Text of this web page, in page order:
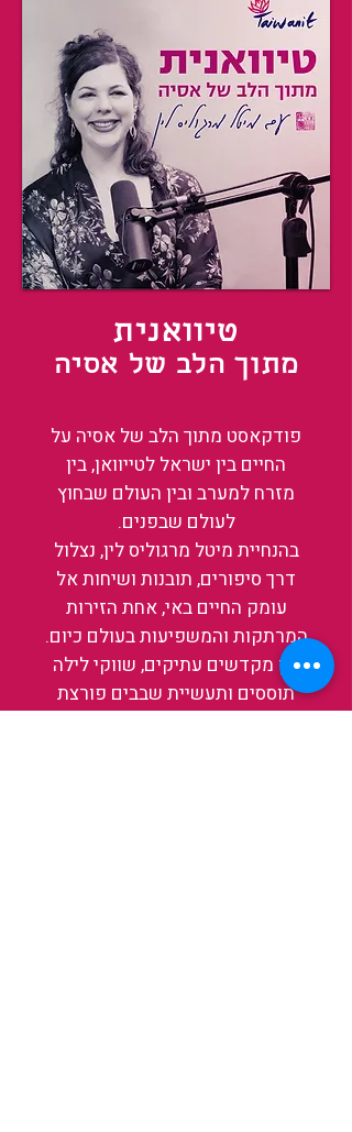
טיוואנית
מתוך הלב של אסיה
פודקאסט מתוך הלב של אסיה על
החיים בין ישראל לטייוואן, בין
מזרח למערב ובין העולם שבחוץ
לעולם שבפנים.
בהנחיית מיטל מרגוליס לין, נצלול
דרך סיפורים, תובנות ושיחות אל
עומק החיים באי, אחת הזירות
המרתקות והמשפיעות בעולם כיום.
בין מקדשים עתיקים, שווקי לילה
תוססים ותעשיית שבבים פורצת